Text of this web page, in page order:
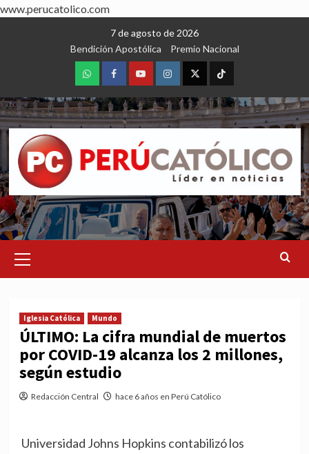
www.perucatolico.com
7 de agosto de 2026
Bendición Apostólica
Premio Nacional
WhatsAppFacebookYoutubeInstagram
X TikTok
Menu
Iglesia Católica Mundo
ÚLTIMO: La cifra mundial de muertos
por COVID-19 alcanza los 2 millones,
según estudio
Redacción Central hace 6 años en Perú Católico
Universidad Johns Hopkins contabilizó los